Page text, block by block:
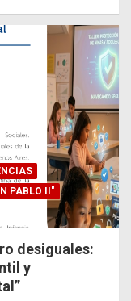
PABLO II"
desiguales:
y